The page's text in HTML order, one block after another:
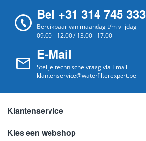
Bel +31 314 745 333
Bereikbaar van maandag t/m vrijdag
09.00 - 12.00 / 13.00 - 17.00
E-Mail
Stel je technische vraag via Email
klantenservice@waterfilterexpert.be
Klantenservice
Kies een webshop